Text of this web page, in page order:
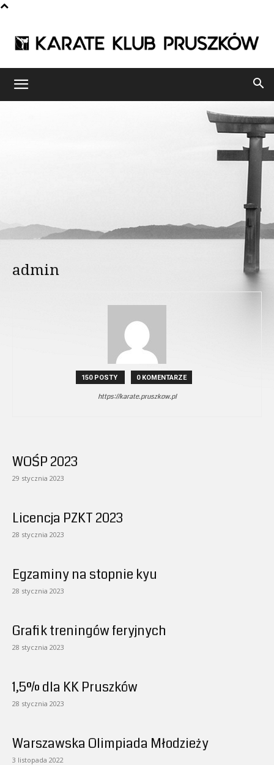
admin
150 POSTY 0 KOMENTARZE
https://karate.pruszkow.pl
WOŚP 2023
29 stycznia 2023
Licencja PZKT 2023
28 stycznia 2023
Egzaminy na stopnie kyu
28 stycznia 2023
Grafik treningów feryjnych
28 stycznia 2023
1,5% dla KK Pruszków
28 stycznia 2023
Warszawska Olimpiada Młodzieży
3 listopada 2022